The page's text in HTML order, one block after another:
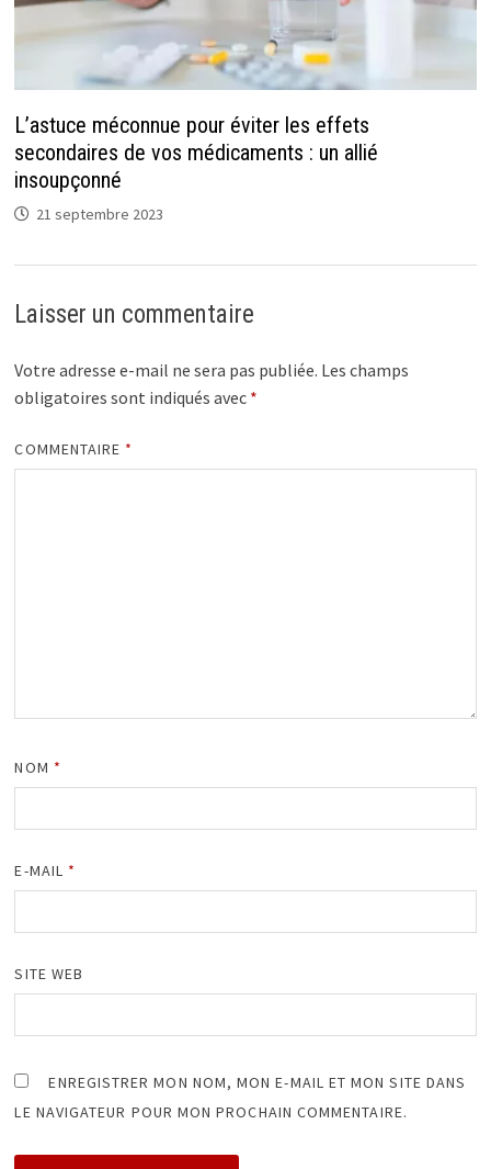
L’astuce méconnue pour éviter les effets
secondaires de vos médicaments : un allié
insoupçonné
21 septembre 2023
Laisser un commentaire
Votre adresse e-mail ne sera pas publiée. Les champs
obligatoires sont indiqués avec *
COMMENTAIRE *
NOM *
E-MAIL *
SITE WEB
ENREGISTRER MON NOM, MON E-MAIL ET MON SITE DANS
LE NAVIGATEUR POUR MON PROCHAIN COMMENTAIRE.